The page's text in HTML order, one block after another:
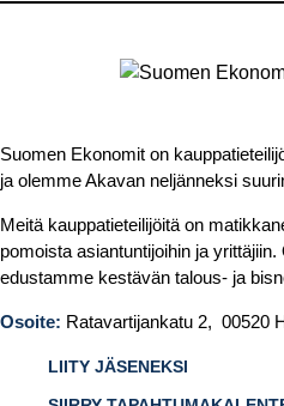
Suomen Ekonomit on
ja olemme Akavan neljänneksi
Meitä kauppatieteilijöitä on
pomoista asiantuntijoihin ja
edustamme kestävän talous- ja
Osoite: Ratavartijankatu 2, 00520
LIITY JÄSENEKSI